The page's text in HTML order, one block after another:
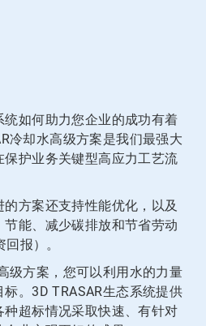
如何助力您企业的成功有着
冷却水高级方案是我们最强大
护业务关键型高应力工艺流
方案还支持性能优化，以及
能、减少碳排放和节省劳动
报）。
级方案，您可以利用水的力量
。3D TRASAR生态系统提供
超标情况采取快速、有针对